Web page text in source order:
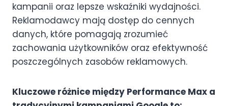
kampanii oraz lepsze wskaźniki wydajności.
Reklamodawcy mają dostęp do cennych
danych, które pomagają zrozumieć
zachowania użytkowników oraz efektywność
poszczególnych zasobów reklamowych.
Kluczowe różnice między Performance Max a